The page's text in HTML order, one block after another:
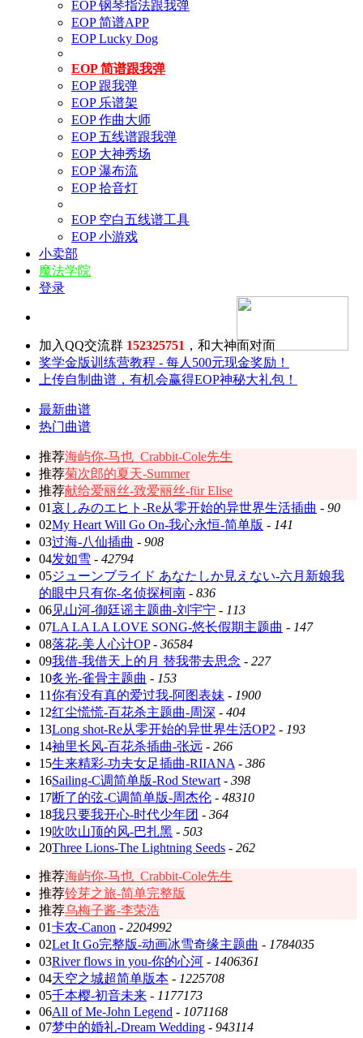
EOP 钢琴指法跟我弹
EOP 简谱APP
EOP Lucky Dog
EOP 简谱跟我弹
EOP 跟我弹
EOP 乐谱架
EOP 作曲大师
EOP 五线谱跟我弹
EOP 大神秀场
EOP 瀑布流
EOP 拾音灯
EOP 空白五线谱工具
EOP 小游戏
小卖部
魔法学院
登录
加入QQ交流群 152325751 ，和大神面对面
奖学金版训练营教程 - 每人500元现金奖励！
上传自制曲谱，有机会赢得EOP神秘大礼包！
最新曲谱
热门曲谱
推荐海屿你-马也_Crabbit-Cole先生
推荐菊次郎的夏天-Summer
推荐献给爱丽丝-致爱丽丝-für Elise
01哀しみのエヒト-Re从零开始的异世界生活插曲 - 90
02My Heart Will Go On-我心永恒-简单版 - 141
03过海-八仙插曲 - 908
04发如雪 - 42794
05ジューンブライド あなたしか見えない-六月新娘我
的眼中只有你-名侦探柯南 - 836
06见山河-御廷谣主题曲-刘宇宁 - 113
07LA LA LA LOVE SONG-悠长假期主题曲 - 147
08落花-美人心计OP- 36584
09我借-我借天上的月 替我带去思念 - 227
10炙光-雀骨主题曲 - 153
11你有没有真的爱过我-阿图表妹 - 1900
12红尘慌慌-百花杀主题曲-周深 - 404
13Long shot-Re从零开始的异世界生活OP2 - 193
14袖里长风-百花杀插曲-张远 - 266
15生来精彩-功夫女足插曲-RIIANA - 386
16Sailing-C调简单版-Rod Stewart - 398
17断了的弦-C调简单版-周杰伦 - 48310
18我只要我开心-时代少年团 - 364
19吹吹山顶的风-巴扎黑 - 503
20Three Lions-The Lightning Seeds - 262
推荐海屿你-马也_Crabbit-Cole先生
推荐铃芽之旅-简单完整版
推荐乌梅子酱-李荣浩
01卡农-Canon - 2204992
02Let It Go完整版-动画冰雪奇缘主题曲 - 1784035
03River flows in you-你的心河 - 1406361
04天空之城超简单版本 - 1225708
05千本樱-初音未来 - 1177173
06All of Me-John Legend - 1071168
07梦中的婚礼-Dream Wedding - 943114